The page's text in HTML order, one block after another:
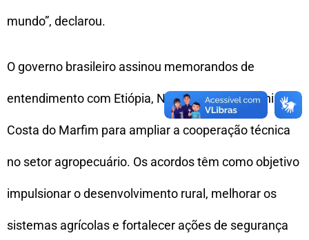
mundo”, declarou.
O governo brasileiro assinou memorandos de
entendimento com Etiópia, Nigéria, Benim, Quênia e
Costa do Marfim para ampliar a cooperação técnica
no setor agropecuário. Os acordos têm como objetivo
impulsionar o desenvolvimento rural, melhorar os
sistemas agrícolas e fortalecer ações de segurança